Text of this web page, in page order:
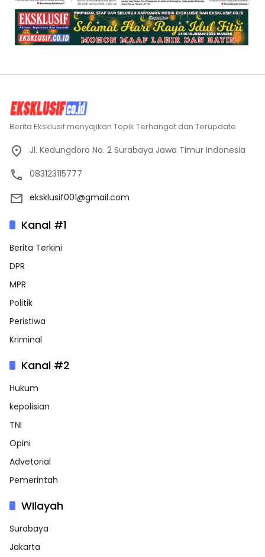
Berita Eksklusif menyajikan Topik Terhangat dan Terupdate
Jl. Kedungdoro No. 2 Surabaya Jawa Timur Indonesia
083123115777
eksklusif001@gmail.com
Kanal #1
Berita Terkini
DPR
MPR
Politik
Peristiwa
Kriminal
Kanal #2
Hukum
kepolisian
TNI
Opini
Advetorial
Pemerintah
WIlayah
Surabaya
Jakarta